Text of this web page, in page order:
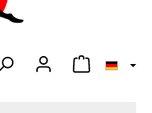
Warenkorb